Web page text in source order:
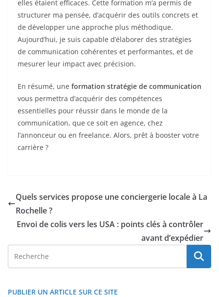
elles étaient efficaces. Cette formation m’a permis de
structurer ma pensée, d’acquérir des outils concrets et
de développer une approche plus méthodique.
Aujourd’hui, je suis capable d’élaborer des stratégies
de communication cohérentes et performantes, et de
mesurer leur impact avec précision.
En résumé, une formation stratégie de communication
vous permettra d’acquérir des compétences
essentielles pour réussir dans le monde de la
communication, que ce soit en agence, chez
l’annonceur ou en freelance. Alors, prêt à booster votre
carrière ?
Quels services propose une conciergerie locale à La
Rochelle ?
Envoi de colis vers les USA : points clés à contrôler
avant d’expédier
PUBLIER UN ARTICLE SUR CE SITE